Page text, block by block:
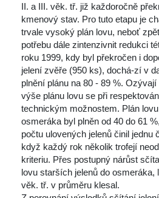
II. a III. věk. tř. již každoročně
kmenový stav. Pro tuto etapu je
trvale vysoký plán lovu, neboť
potřebu dále zintenzivnit redukci
roku 1999, kdy byl překročen i
jelení zvěře (950 ks), dochá-zí v
plnění plánu na 80 - 89 %.
výše plánu lovu se při
technickým možnostem. Plán
osmeráka byl plněn od 40 do 61
počtu ulovených jelenů činil jednu
když každý rok několik trofejí
kriteriu. Přes postupný nárůst
lovu starších jelenů do osmeráka,
věk. tř. v průměru klesal.